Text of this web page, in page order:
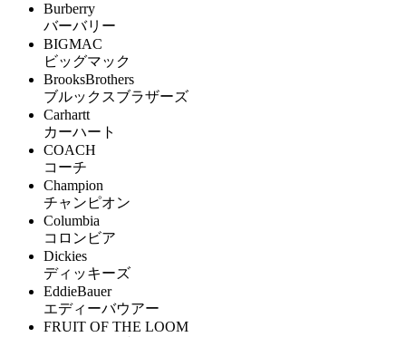
Burberry
バーバリー
BIGMAC
ビッグマック
BrooksBrothers
ブルックスブラザーズ
Carhartt
カーハート
COACH
コーチ
Champion
チャンピオン
Columbia
コロンビア
Dickies
ディッキーズ
EddieBauer
エディーバウアー
FRUIT OF THE LOOM